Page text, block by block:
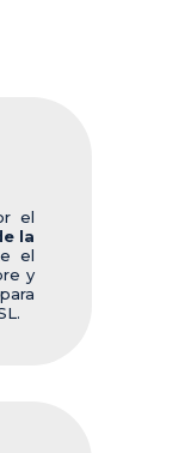
el
la
el
y